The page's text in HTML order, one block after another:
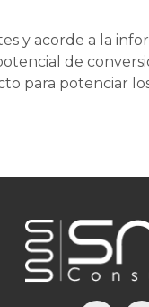
y acorde a la
de
para potenciar